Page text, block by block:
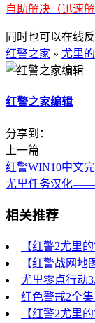
自助解决（迅速
同时也可以在线
红警之家 » 尤里
红警之家编辑
分享到：
上一篇
红警WIN10中文
尤里任务汉化——
相关推荐
【红警2尤里
【红警战网地
尤里零点行动
红色警戒2全
【红警2尤里